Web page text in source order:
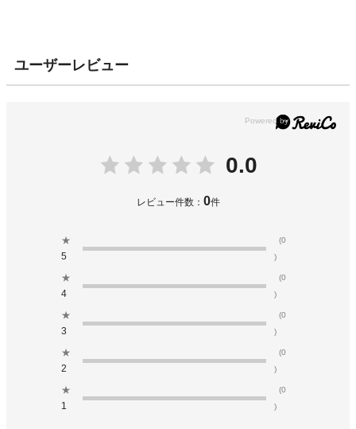
ユーザーレビュー
0.0
レビュー件数： 0件
★
5
(0
)
★
4
(0
)
★
3
(0
)
★
2
(0
)
★
1
(0
)